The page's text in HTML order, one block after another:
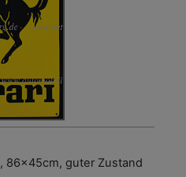
86x45cm, guter Zustand